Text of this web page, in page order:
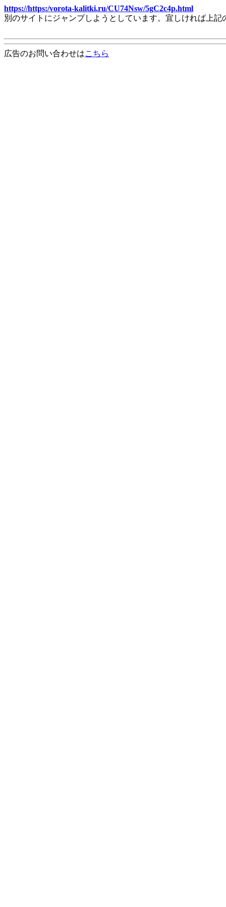
https://https:/vorota-kalitki.ru/CU74Nsw/5gC2c4p.html
別のサイトにジャンプしようとしています。宜しければ上
広告のお問い合わせはこちら